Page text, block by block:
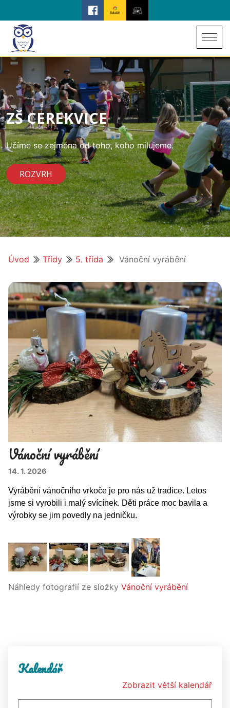
ZŠ CEREKVICE
Učíme se zejména od toho, koho milujeme.
ROZVRH
Úvod Třídy 5. třída Vánoční vyrábění
Vánoční vyrábění
14. 1. 2026
Vyrábění vánočního vrkoče je pro nás už tradice. Letos
jsme si vyrobili i malý svícínek. Děti práce moc bavila a
výrobky se jim povedly na jedničku.
Náhledy fotografií ze složky Vánoční vyrábění
Kalendář
Zobrazit větší kalendář